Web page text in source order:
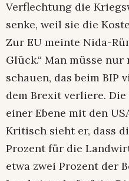
Verflechtung die
senke, weil sie die
Zur EU meinte Nida-
Glück.“ Man müsse
schauen, das beim BIP
dem Brexit verliere.
einer Ebene mit den
Kritisch sieht er, dass
Prozent für die
etwa zwei Prozent der